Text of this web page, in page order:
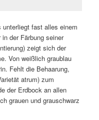
fast alles einem
der Färbung seiner
zeigt sich der
Von weißlich graublau
Fehlt die Behaarung,
atrum) zum
der Erdbock an allen
grauen und grauschwarz